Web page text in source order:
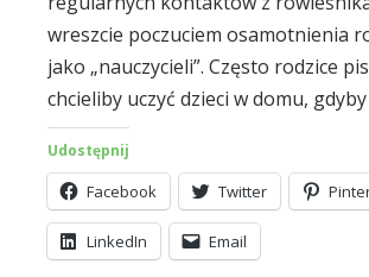
wreszcie poczuciem osamotnienia
jako „nauczycieli”. Często rodzice
chcieliby uczyć dzieci w domu,
Udostępnij
Facebook Twitter
LinkedIn Email